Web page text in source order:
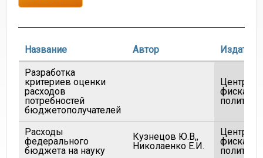
Название Автор Издатель
Разработка
критериев оценки
расходов
потребностей
бюджетополучателей
Центр
политики
Расходы
федерального
бюджета на науку
Кузнецов Ю.В,,
Николаенко Е.И.
Центр
политики